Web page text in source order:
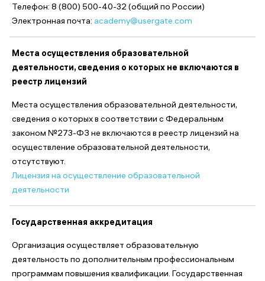
Телефон: 8 (800) 500-40-32 (общий по России)
Электронная почта: academy@usergate.com
Места осуществления образовательной
деятельности, сведения о которых не включаются в
реестр лицензий
Места осуществления образовательной деятельности,
сведения о которых в соответствии с Федеральным
законом №273-ФЗ не включаются в реестр лицензий на
осуществление образовательной деятельности,
отсутствуют.
Лицензия на осуществление образовательной
деятельности
Государственная аккредитация
Организация осуществляет образовательную
деятельность по дополнительным профессиональным
программам повышения квалификации. Государственная